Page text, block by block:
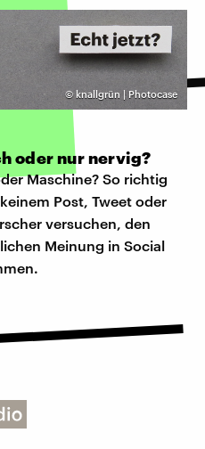
© knallgrün | Photocase
oder nur nervig?
Maschine? So richtig
Post, Tweet oder
versuchen, den
Meinung in Social